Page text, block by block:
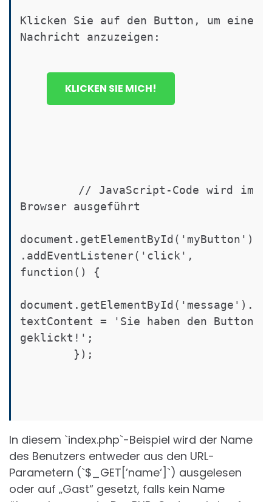
Klicken Sie auf den Button, um eine
Nachricht anzuzeigen:
KLICKEN SIE MICH!
Browser ausgeführt
document.getElementById('myButton')
.addEventListener('click',
function() {
document.getElementById('message').
textContent = 'Sie haben den Button
geklickt!';
In diesem `index.php`-Beispiel wird der Name
des Benutzers entweder aus den URL-
Parametern (`$_GET[’name‘]`) ausgelesen
oder auf „Gast“ gesetzt, falls kein Name